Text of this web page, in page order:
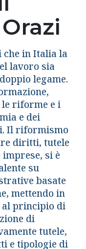
che in Italia la
lavoro sia
legame.
le riforme e i
e dei
Il riformismo
diritti, tutele
si è
su
basate
mettendo in
principio di
di
tutele,
e tipologie di